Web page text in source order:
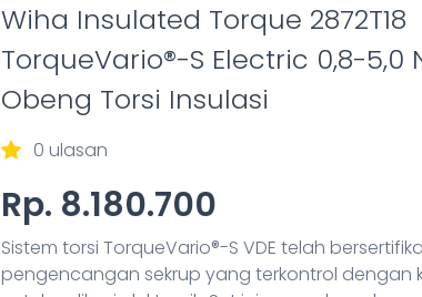
Wiha Insulated Torque 2872T18
TorqueVario®-S Electric 0,8-5,0
Obeng Torsi Insulasi
0 ulasan
Rp. 8.180.700
Sistem torsi TorqueVario®-S VDE telah
pengencangan sekrup yang terkontrol dengan